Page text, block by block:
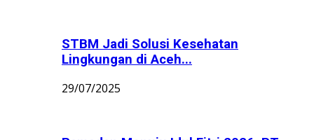
STBM Jadi Solusi Kesehatan
Lingkungan di Aceh...
29/07/2025